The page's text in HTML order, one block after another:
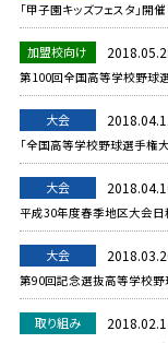
「甲子園キッズフェスタ」開
加盟校向け
第100回全国高等学校野球
大会
「全国高等学校野球選手権
大会
平成30年度春季地区大会日
大会
第90回記念選抜高等学校
取り組み